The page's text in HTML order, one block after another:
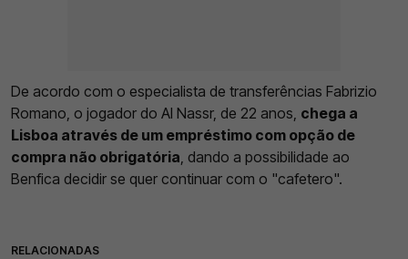
De acordo com o especialista de transferências Fabrizio
Romano, o jogador do Al Nassr, de 22 anos, chega a
Lisboa através de um empréstimo com opção de
compra não obrigatória, dando a possibilidade ao
Benfica decidir se quer continuar com o "cafetero".
RELACIONADAS